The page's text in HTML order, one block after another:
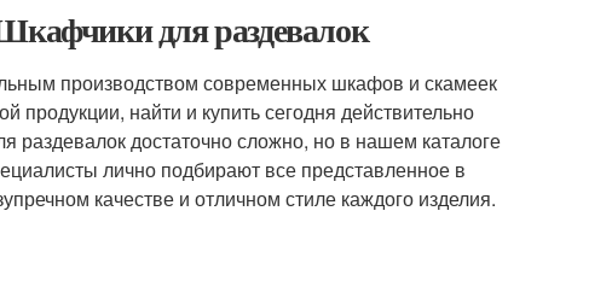
для раздевалок
производством современных шкафов и скамеек
найти и купить сегодня действительно
достаточно сложно, но в нашем каталоге
лично подбирают все представленное в
качестве и отличном стиле каждого изделия.